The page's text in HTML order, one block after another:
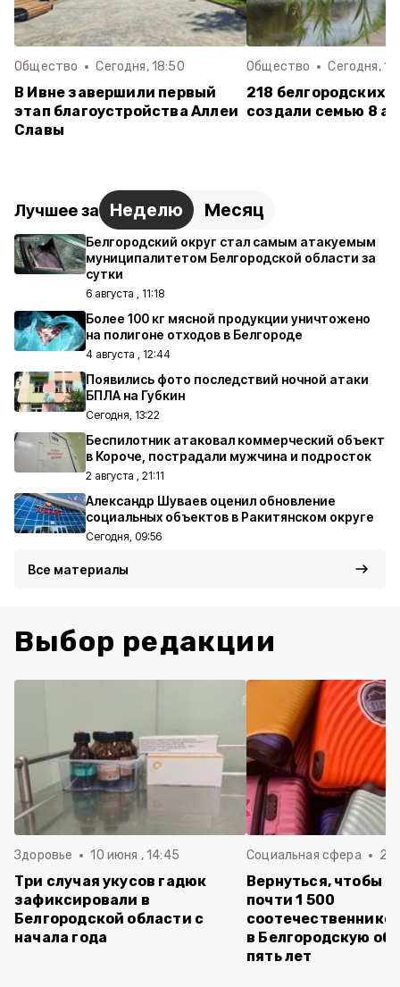
Общество Сегодня, 18:50
В Ивне завершили первый
этап благоустройства Аллеи
Славы
Общество Сегодня,
218 белгородских
создали семью 8
Лучшее за Неделю Месяц
Белгородский округ стал самым атакуемым
муниципалитетом Белгородской области за
сутки
6 августа , 11:18
Более 100 кг мясной продукции уничтожено
на полигоне отходов в Белгороде
4 августа , 12:44
Появились фото последствий ночной атаки
БПЛА на Губкин
Сегодня, 13:22
Беспилотник атаковал коммерческий объект
в Короче, пострадали мужчина и подросток
2 августа , 21:11
Александр Шуваев оценил обновление
социальных объектов в Ракитянском округе
Сегодня, 09:56
Все материалы
Выбор редакции
Здоровье 10 июня , 14:45
Три случая укусов гадюк
зафиксировали в
Белгородской области с
начала года
Социальная сфера 20
Вернуться, чтобы
почти 1 500
в Белгородскую
пять лет